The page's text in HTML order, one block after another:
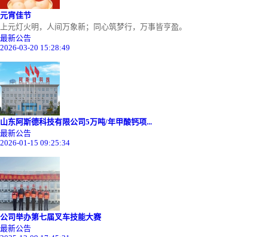
元宵佳节
上元灯火明，人间万象新；同心筑梦行，万事皆亨盈。
最新公告
2026-03-20 15:28:49
山东阿斯德科技有限公司5万吨/年甲酸钙项...
最新公告
2026-01-15 09:25:34
公司举办第七届叉车技能大赛
最新公告